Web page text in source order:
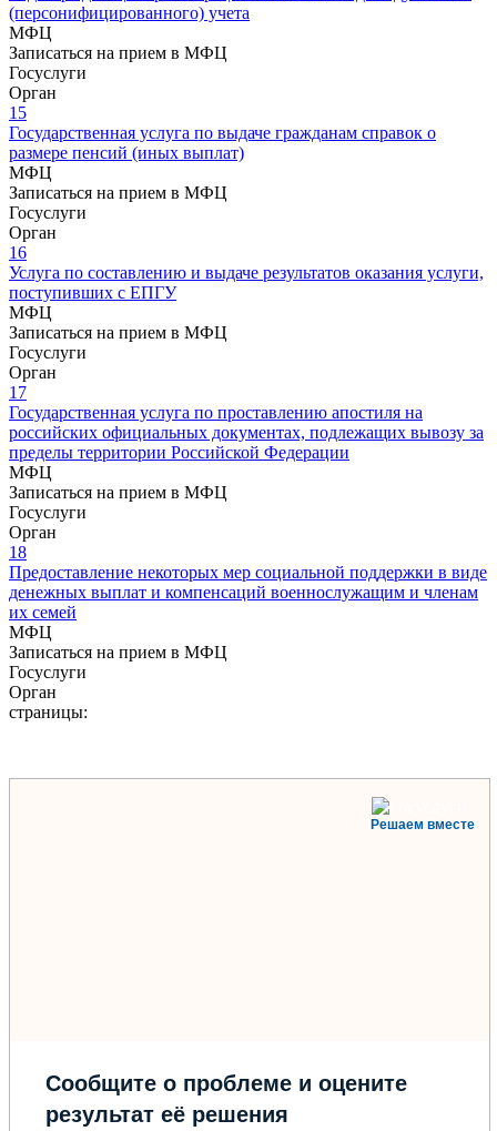
(персонифицированного) учета
МФЦ
Записаться на прием в МФЦ
Госуслуги
Орган
15
Государственная услуга по выдаче гражданам справок о
размере пенсий (иных выплат)
МФЦ
Записаться на прием в МФЦ
Госуслуги
Орган
16
Услуга по составлению и выдаче результатов оказания услуги,
поступивших с ЕПГУ
МФЦ
Записаться на прием в МФЦ
Госуслуги
Орган
17
Государственная услуга по проставлению апостиля на
российских официальных документах, подлежащих вывозу за
пределы территории Российской Федерации
МФЦ
Записаться на прием в МФЦ
Госуслуги
Орган
18
Предоставление некоторых мер социальной поддержки в виде
денежных выплат и компенсаций военнослужащим и членам
их семей
МФЦ
Записаться на прием в МФЦ
Госуслуги
Орган
страницы:
Решаем вместе
Сообщите о проблеме и оцените
результат её решения